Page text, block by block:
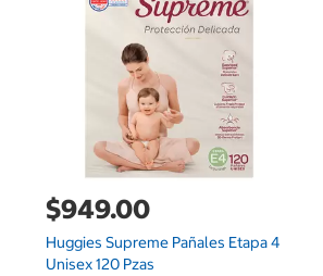
$949.00
Huggies Supreme Pañales Etapa 4
Unisex 120 Pzas